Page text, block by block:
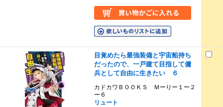
目覚めたら最強装備と宇宙船持ち
だったので、一戸建て目指して傭
兵として自由に生きたい ６
カドカワＢＯＯＫＳ Ｍーりー１ー２
ー６
リュート